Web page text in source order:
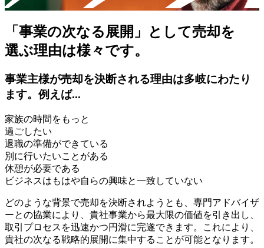
「事業の次なる展開」として売却を
選ぶ理由は様々です。
事業主様が売却を決断される理由は多岐にわたり
ます。例えば...
家族の時間をもっと
過ごしたい
退職の準備ができている
別に行いたいことがある
休憩が必要である
ビジネスはもはや自らの興味と一致していない
どのような背景で売却を決断されようとも、専門アドバイザ
ーとの協業により、貴社事業から最大限の価値を引き出し、
取引プロセスを迅速かつ円滑に完遂できます。これにより、
貴社の次なる戦略的展開に集中することが可能となります。